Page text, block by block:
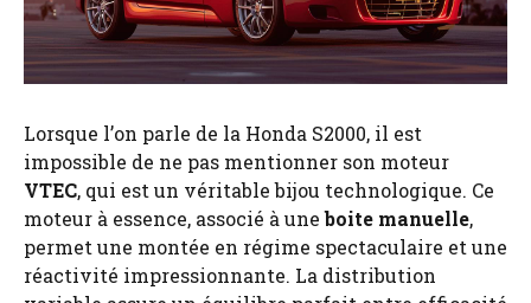
Lorsque l’on parle de la Honda S2000, il est
impossible de ne pas mentionner son moteur
VTEC, qui est un véritable bijou technologique. Ce
moteur à essence, associé à uneboite manuelle,
permet une montée en régime spectaculaire et une
réactivité impressionnante. La distribution